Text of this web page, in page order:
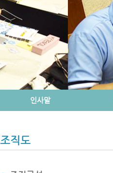
인사말
조직도